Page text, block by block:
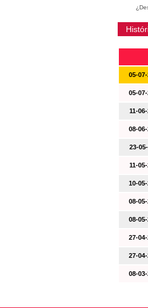
05-
05-
11-
08-
23-
11-
10-
08-
08-
27-
27-
08-